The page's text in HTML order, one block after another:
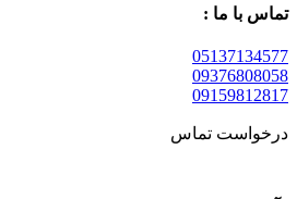
ما :
تماس